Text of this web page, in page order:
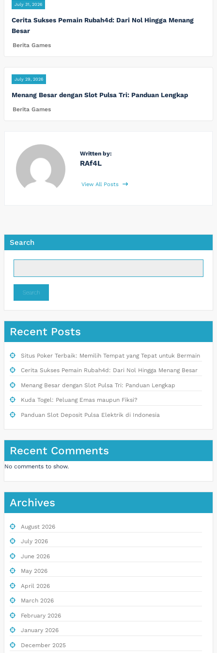
July 31, 2026
Cerita Sukses Pemain Rubah4d: Dari Nol Hingga Menang
Besar
Berita Games
July 29, 2026
Menang Besar dengan Slot Pulsa Tri: Panduan Lengkap
Berita Games
Written by:
RAf4L
View All Posts
Search
Search
Recent Posts
Situs Poker Terbaik: Memilih Tempat yang Tepat untuk Bermain
Cerita Sukses Pemain Rubah4d: Dari Nol Hingga Menang Besar
Menang Besar dengan Slot Pulsa Tri: Panduan Lengkap
Kuda Togel: Peluang Emas maupun Fiksi?
Panduan Slot Deposit Pulsa Elektrik di Indonesia
Recent Comments
No comments to show.
Archives
August 2026
July 2026
June 2026
May 2026
April 2026
March 2026
February 2026
January 2026
December 2025